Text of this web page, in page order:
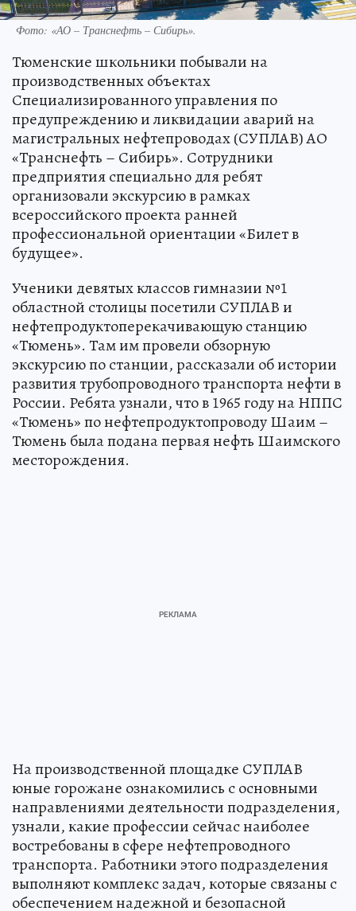
Фото: «АО – Транснефть – Сибирь».
Тюменские школьники побывали на
производственных объектах
Специализированного управления по
предупреждению и ликвидации аварий на
магистральных нефтепроводах (СУПЛАВ) АО
«Транснефть – Сибирь». Сотрудники
предприятия специально для ребят
организовали экскурсию в рамках
всероссийского проекта ранней
профессиональной ориентации «Билет в
будущее».
Ученики девятых классов гимназии №1
областной столицы посетили СУПЛАВ и
нефтепродуктоперекачивающую станцию
«Тюмень». Там им провели обзорную
экскурсию по станции, рассказали об истории
развития трубопроводного транспорта нефти в
России. Ребята узнали, что в 1965 году на НППС
«Тюмень» по нефтепродуктопроводу Шаим –
Тюмень была подана первая нефть Шаимского
месторождения.
На производственной площадке СУПЛАВ
юные горожане ознакомились с основными
направлениями деятельности подразделения,
узнали, какие профессии сейчас наиболее
востребованы в сфере нефтепроводного
транспорта. Работники этого подразделения
выполняют комплекс задач, которые связаны с
обеспечением надежной и безопасной